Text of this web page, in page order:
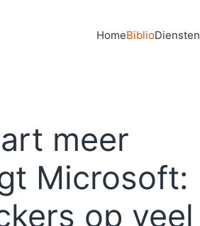
HomeBiblioDiensten
meer
Microsoft:
op veel